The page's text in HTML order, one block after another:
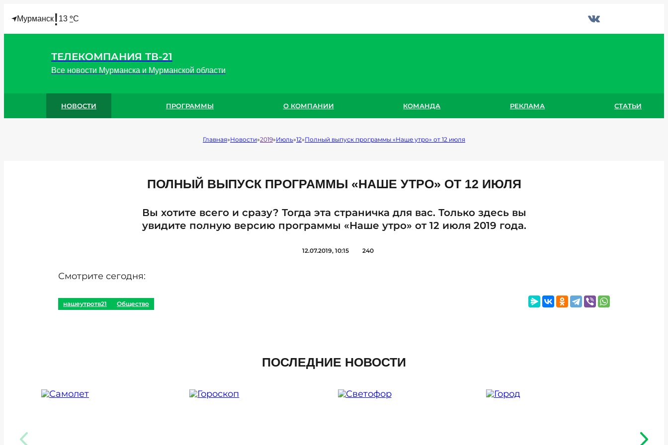
Мурманск! 13 °C
ТЕЛЕКОМПАНИЯ ТВ-21
Все новости Мурманска и Мурманской области
НОВОСТИ ПРОГРАММЫ О КОМПАНИИ КОМАНДА РЕКЛАМА СТАТЬИ
Главная Новости 2019 Июль 12 Полный выпуск программы «Наше утро» от 12 июля
ПОЛНЫЙ ВЫПУСК ПРОГРАММЫ «НАШЕ УТРО» ОТ 12 ИЮЛЯ
Вы хотите всего и сразу? Тогда эта страничка для вас. Только здесь вы
увидите полную версию программы «Наше утро» от 12 июля 2019 года.
12.07.2019, 10:15 240
Смотрите сегодня:
нашеутротв21 Общество
ПОСЛЕДНИЕ НОВОСТИ